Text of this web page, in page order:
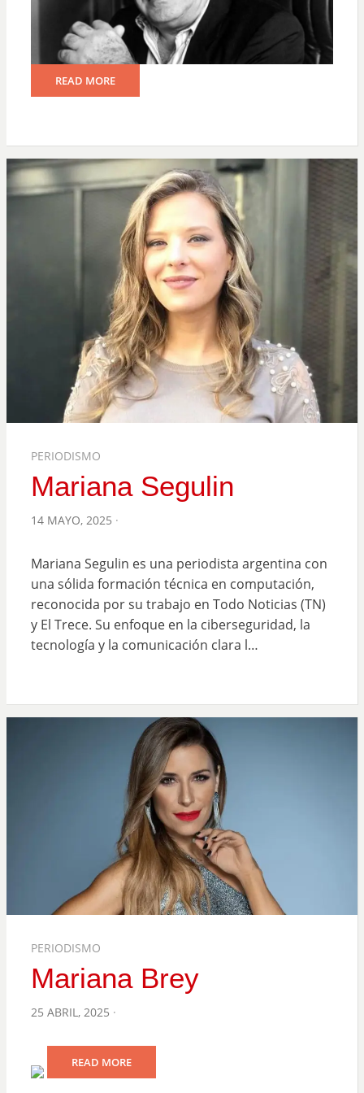
READ MORE
PERIODISMO
Mariana Segulin
POSTED
14 MAYO, 2025
Mariana Segulin es una periodista argentina con
una sólida formación técnica en computación,
reconocida por su trabajo en Todo Noticias (TN)
y El Trece. Su enfoque en la ciberseguridad, la
tecnología y la comunicación clara l…
PERIODISMO
Mariana Brey
POSTED
25 ABRIL, 2025
READ MORE